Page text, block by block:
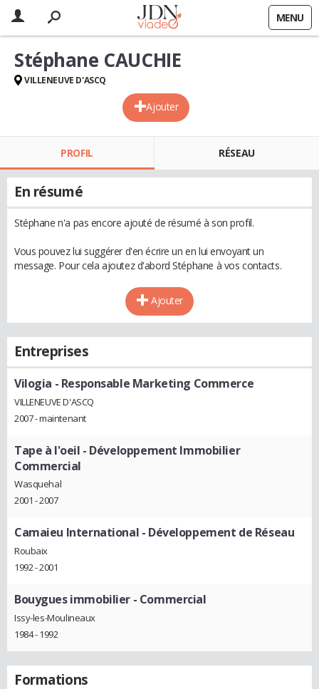
MENU
Ajouter
Stéphane CAUCHIE
VILLENEUVE D'ASCQ
PROFIL RÉSEAU
En résumé
Stéphane n'a pas encore ajouté de résumé à son profil.
Vous pouvez lui suggérer d'en écrire un en lui envoyant un
message. Pour cela ajoutez d'abord Stéphane à vos contacts.
Ajouter
Entreprises
Vilogia - Responsable Marketing Commerce
VILLENEUVE D'ASCQ
2007 - maintenant
Tape à l'oeil - Développement Immobilier
Commercial
Wasquehal
2001 - 2007
Camaieu International - Développement de Réseau
Roubaix
1992 - 2001
Bouygues immobilier - Commercial
Issy-les-Moulineaux
1984 - 1992
Formations